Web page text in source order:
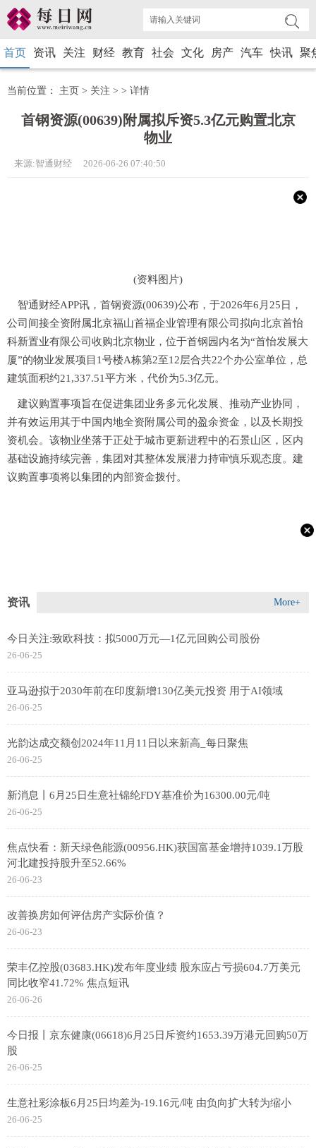
首页 资讯 关注 财经 教育 社会 文化 房产 汽车 快讯 聚
当前位置： 主页 > 关注 > > 详情
首钢资源(00639)附属拟斥资5.3亿元购置北京
物业
来源:智通财经 2026-06-26 07:40:50
(资料图片)
智通财经APP讯，首钢资源(00639)公布，于2026年6月25日，
公司间接全资附属北京福山首福企业管理有限公司拟向北京首怡
科新置业有限公司收购北京物业，位于首钢园内名为“首怡发展大
厦”的物业发展项目1号楼A栋第2至12层合共22个办公室单位，总
建筑面积约21,337.51平方米，代价为5.3亿元。
建议购置事项旨在促进集团业务多元化发展、推动产业协同，
并有效运用其于中国内地全资附属公司的盈余资金，以及长期投
资机会。该物业坐落于正处于城市更新进程中的石景山区，区内
基础设施持续完善，集团对其整体发展潜力持审慎乐观态度。建
议购置事项将以集团的内部资金拨付。
资讯 More+
今日关注:致欧科技：拟5000万元—1亿元回购公司股份
26-06-25
亚马逊拟于2030年前在印度新增130亿美元投资 用于AI领域
26-06-25
光韵达成交额创2024年11月11日以来新高_每日聚焦
26-06-25
新消息丨6月25日生意社锦纶FDY基准价为16300.00元/吨
26-06-25
焦点快看：新天绿色能源(00956.HK)获国富基金增持1039.1万股
河北建投持股升至52.66%
26-06-23
改善换房如何评估房产实际价值？
26-06-23
荣丰亿控股(03683.HK)发布年度业绩 股东应占亏损604.7万美元
同比收窄41.72% 焦点短讯
26-06-26
今日报丨京东健康(06618)6月25日斥资约1653.39万港元回购50万
股
26-06-25
生意社彩涂板6月25日均差为-19.16元/吨 由负向扩大转为缩小
26-06-25